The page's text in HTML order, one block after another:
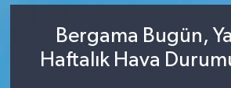
Bergama Bugün,
Haftalık Hava
Süper Lig Puan Durumu ve